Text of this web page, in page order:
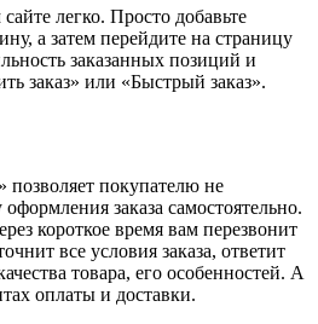
легко. Просто добавьте
а затем перейдите на страницу
заказанных позиций и
заказ» или «Быстрый заказ».
покупателю не
заказа самостоятельно.
короткое время вам перезвонит
все условия заказа, ответит
товара, его особенностей. А
оплаты и доставки.